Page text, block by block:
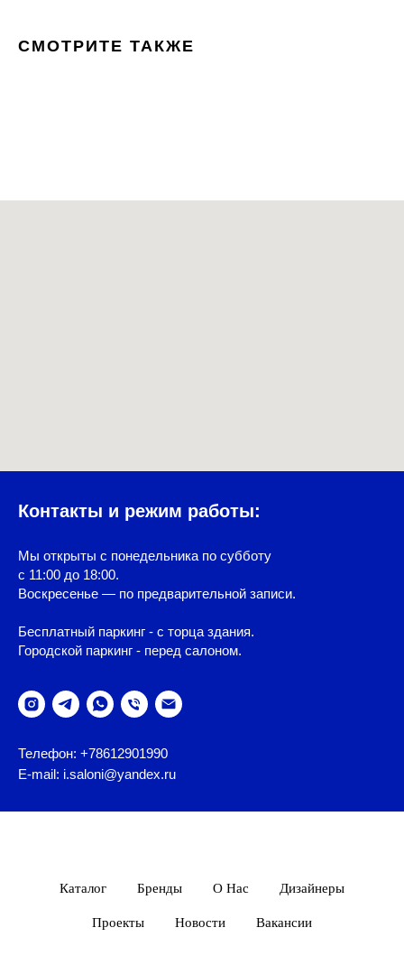
СМОТРИТЕ ТАКЖЕ
Контакты и режим работы:
Мы открыты с понедельника по субботу
с 11:00 до 18:00.
Воскресенье — по предварительной записи.
Бесплатный паркинг - с торца здания.
Городской паркинг - перед салоном.
Телефон: +78612901990
E-mail: i.saloni@yandex.ru
Каталог Бренды О Нас Дизайнеры
Проекты Новости Вакансии